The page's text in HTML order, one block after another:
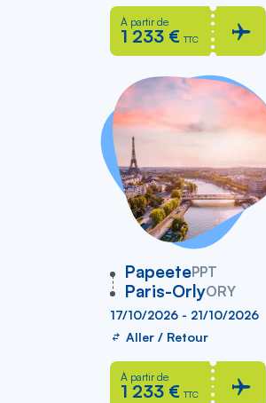
À partir de
1 233 € TTC
PapeetePPT
vers
Paris-OrlyORY
17/10/2026 - 21/10/2026
Aller / Retour
À partir de
1 233 € TTC